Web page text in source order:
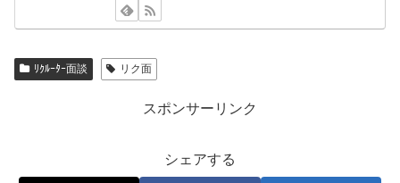
ﾘｸﾙｰﾀｰ面談 リク面
スポンサーリンク
シェアする